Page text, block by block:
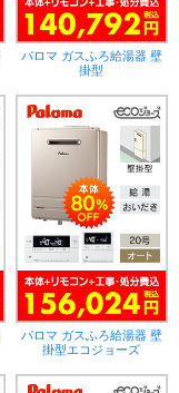
パロマ ガスふろ給湯器 壁
掛型
パロマ ガスふろ給湯器 壁
掛型エコジョーズ